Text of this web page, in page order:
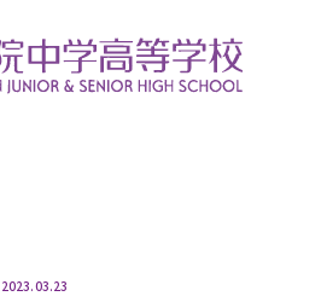
2023.03.23